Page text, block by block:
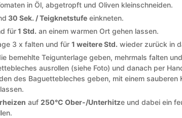
in Öl, abgetropft und Oliven kleinschneiden.
30 Sek. / Teigknetstufe einkneten.
für1 Std. an einem warmen Ort gehen lassen.
3 x falten und für1 weitere Std. wieder zurück in
bemehlte Teigunterlage geben, mehrmals falten
ausrollen (siehe Foto) und danach per
des Baguettebleches geben, mit einem sauberen
auf250°C Ober-/Unterhitze und dabei ein